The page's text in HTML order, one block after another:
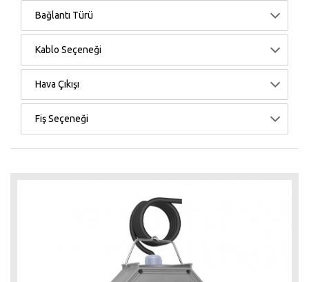
Bağlantı Türü
Kablo Seçeneği
Hava Çıkışı
Fiş Seçeneği